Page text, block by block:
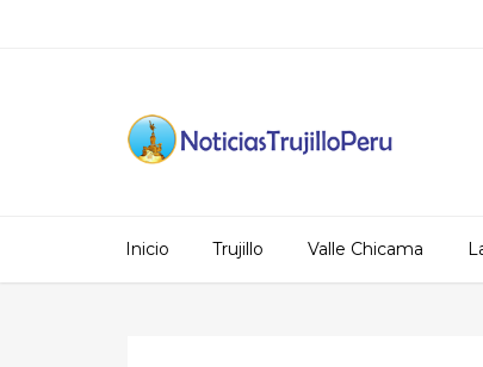
Inicio Trujillo Valle Chicama